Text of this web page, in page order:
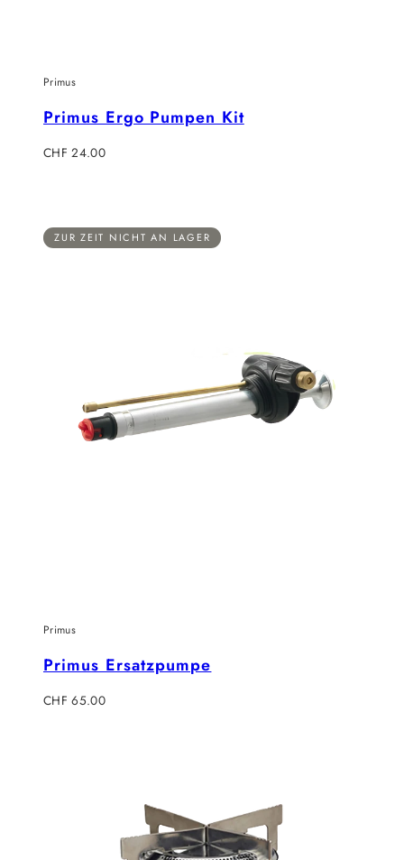
Primus
Primus Ergo Pumpen Kit
Regulärer
CHF 24.00
ZUR ZEIT NICHT AN LAGER
Primus
Primus Ersatzpumpe
Regulärer
CHF 65.00